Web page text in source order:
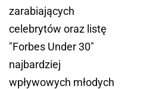
zarabiających
celebrytów oraz listę
"Forbes Under 30"
najbardziej
wpływowych młodych